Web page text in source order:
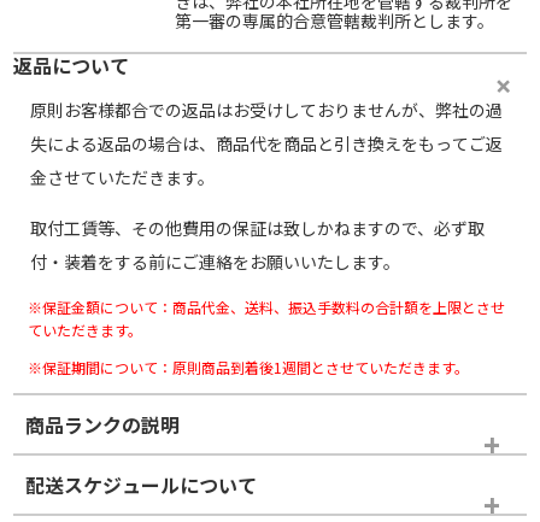
第一審の専属的合意管轄裁判所とします。
返品について
原則お客様都合での返品はお受けしておりませんが、弊社の過
失による返品の場合は、商品代を商品と引き換えをもってご返
金させていただきます。
取付工賃等、その他費用の保証は致しかねますので、必ず取
付・装着をする前にご連絡をお願いいたします。
※保証金額について：商品代金、送料、振込手数料の合計額を上限とさせ
ていただきます。
※保証期間について：原則商品到着後1週間とさせていただきます。
商品ランクの説明
※商品ランクは出品者の主観により判断しておりますので、あら
かじめご了承ください。
配送スケジュールについて